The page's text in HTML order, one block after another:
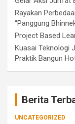
Rayakan
“Panggung
Project Based
Kuasai Teknologi
Praktik Bangun
Berita
UNCATEGORIZED